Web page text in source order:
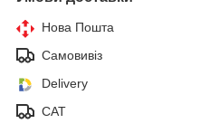
Нова Пошта
Самовивіз
Delivery
САТ